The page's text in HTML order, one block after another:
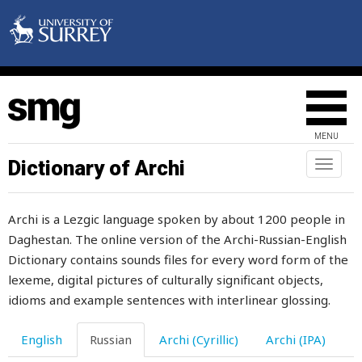
MENU
Toggle
Dictionary of Archi
Archi is a Lezgic language spoken by about 1200 people in
Daghestan. The online version of the Archi-Russian-English
Dictionary contains sounds files for every word form of the
lexeme, digital pictures of culturally significant objects,
idioms and example sentences with interlinear glossing.
English Russian Archi (Cyrillic) Archi (IPA)
заразный
заросший
зарплата
зарубка
засватать
засов
засовывать
заставлять